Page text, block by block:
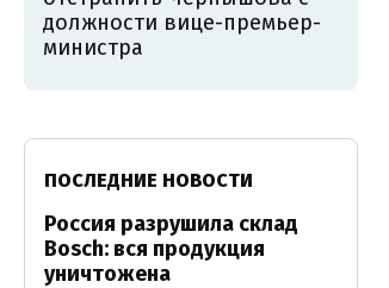
должности вице-премьер-
министра
ПОСЛЕДНИЕ НОВОСТИ
Россия разрушила склад
Bosch: вся продукция
уничтожена